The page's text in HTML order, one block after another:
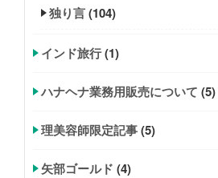
独り言(104)
インド旅行(1)
ハナヘナ業務用販売について (5)
理美容師限定記事(5)
矢部ゴールド (4)